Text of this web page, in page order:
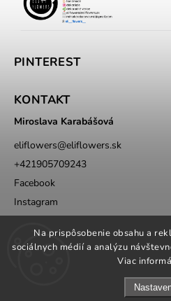
Na prispôsobenie obsahu a
sociálnych médií a analýzu
Viac
PINTEREST
KONTAKT
Miroslava Karabášová
eliflowers@eliflowers.sk
+421905709243
Facebook
Instagram